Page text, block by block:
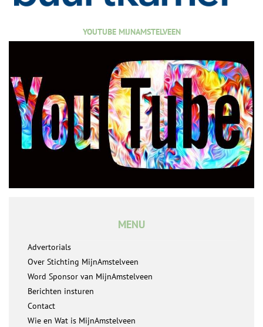
YOUTUBE MIJNAMSTELVEEN
MENU
Advertorials
Over Stichting MijnAmstelveen
Word Sponsor van MijnAmstelveen
Berichten insturen
Contact
Wie en Wat is MijnAmstelveen